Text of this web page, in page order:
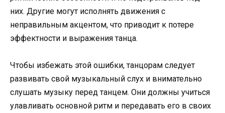
них. Другие могут исполнять движения с
неправильным акцентом, что приводит к потере
эффектности и выражения танца.
Чтобы избежать этой ошибки, танцорам следует
развивать свой музыкальный слух и внимательно
слушать музыку перед танцем. Они должны учиться
улавливать основной ритм и передавать его в своих